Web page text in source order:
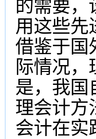
的需要，
用这些先
借鉴于国
际情况
是，我国
理会计方
会计在实